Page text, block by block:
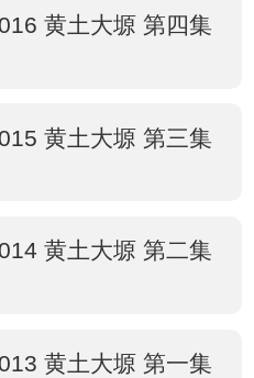
黄土大塬 第四集
黄土大塬 第三集
黄土大塬 第二集
黄土大塬 第一集